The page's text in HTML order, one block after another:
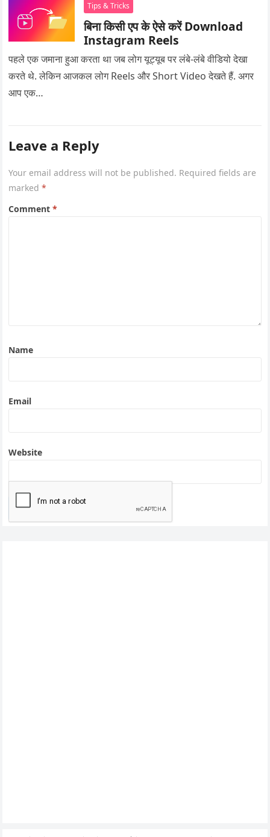
Tips & Tricks
बिना किसी एप के ऐसे करें Download
Instagram Reels
पहले एक जमाना हुआ करता था जब लोग यूट्यूब पर लंबे-लंबे वीडियो देखा
करते थे. लेकिन आजकल लोग Reels और Short Video देखते हैं. अगर
आप एक…
Leave a Reply
Your email address will not be published. Required fields are
marked*
Comment*
Name
Email
Website